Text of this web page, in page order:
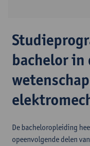
bachelor
De bacheloropleiding
opeenvolgende delen